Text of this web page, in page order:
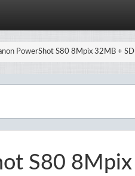
PowerShot S80 8Mpix 32MB +
S80